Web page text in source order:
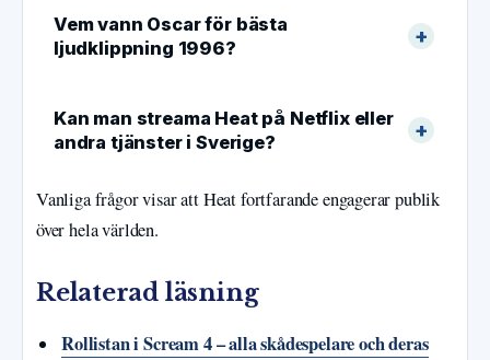
Vem vann Oscar för bästa
ljudklippning 1996?
Kan man streama Heat på Netflix eller
andra tjänster i Sverige?
Vanliga frågor visar att Heat fortfarande engagerar publik
över hela världen.
Relaterad läsning
Rollistan i Scream 4 – alla skådespelare och deras